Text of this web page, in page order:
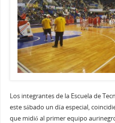
Los integrantes de la Escuela de
este sábado un día especial,
que midió al primer equipo